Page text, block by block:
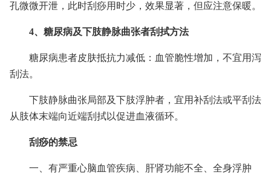
孔微微开泄，此时刮痧用时少，效果显著，但应注意保暖。
4、糖尿病及下肢静脉曲张者刮拭方法
糖尿病患者皮肤抵抗力减低：血管脆性增加，不宜用泻
刮法。
下肢静脉曲张局部及下肢浮肿者，宜用补刮法或平刮法
从肢体末端向近端刮拭以促进血液循环。
刮痧的禁忌
一、有严重心脑血管疾病、肝肾功能不全、全身浮肿